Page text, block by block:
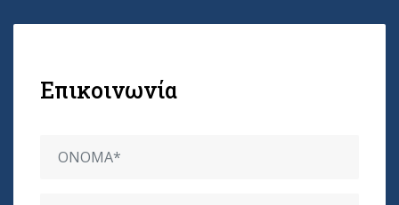
Επικοινωνία